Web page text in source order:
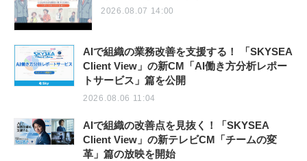
2026.08.07 14:00
AIで組織の業務改善を支援する！ 「SKYSEA
Client View」の新CM「AI働き方分析レポー
トサービス」篇を公開
2026.08.06 11:04
AIで組織の改善点を見抜く！「SKYSEA
Client View」の新テレビCM「チームの変
革」篇の放映を開始